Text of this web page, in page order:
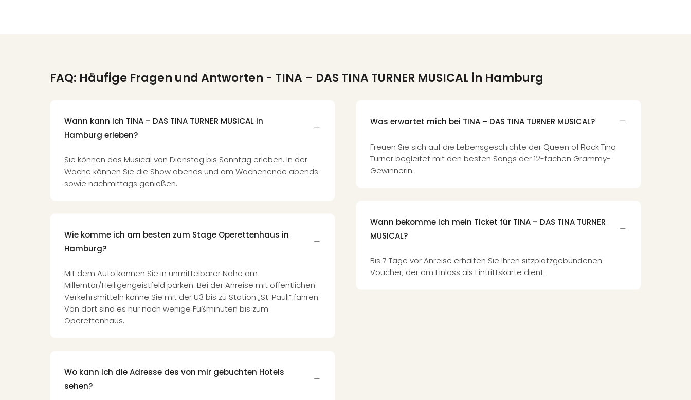
FAQ: Häufige Fragen und Antworten - TINA – DAS TINA TURNER MUSICAL in Hamburg
Wann kann ich TINA – DAS TINA TURNER MUSICAL in
Hamburg erleben?
Sie können das Musical von Dienstag bis Sonntag erleben. In der
Woche können Sie die Show abends und am Wochenende abends
sowie nachmittags genießen.
Wie komme ich am besten zum Stage Operettenhaus in
Hamburg?
Mit dem Auto können Sie in unmittelbarer Nähe am
Millerntor/Heiligengeistfeld parken. Bei der Anreise mit öffentlichen
Verkehrsmitteln könne Sie mit der U3 bis zu Station „St. Pauli“ fahren.
Von dort sind es nur noch wenige Fußminuten bis zum
Operettenhaus.
Wo kann ich die Adresse des von mir gebuchten Hotels
sehen?
Was erwartet mich bei TINA – DAS TINA TURNER MUSICAL?
Freuen Sie sich auf die Lebensgeschichte der Queen of Rock Tina
Turner begleitet mit den besten Songs der 12-fachen Grammy-
Gewinnerin.
Wann bekomme ich mein Ticket für TINA – DAS TINA TURNER
MUSICAL?
Bis 7 Tage vor Anreise erhalten Sie Ihren sitzplatzgebundenen
Voucher, der am Einlass als Eintrittskarte dient.